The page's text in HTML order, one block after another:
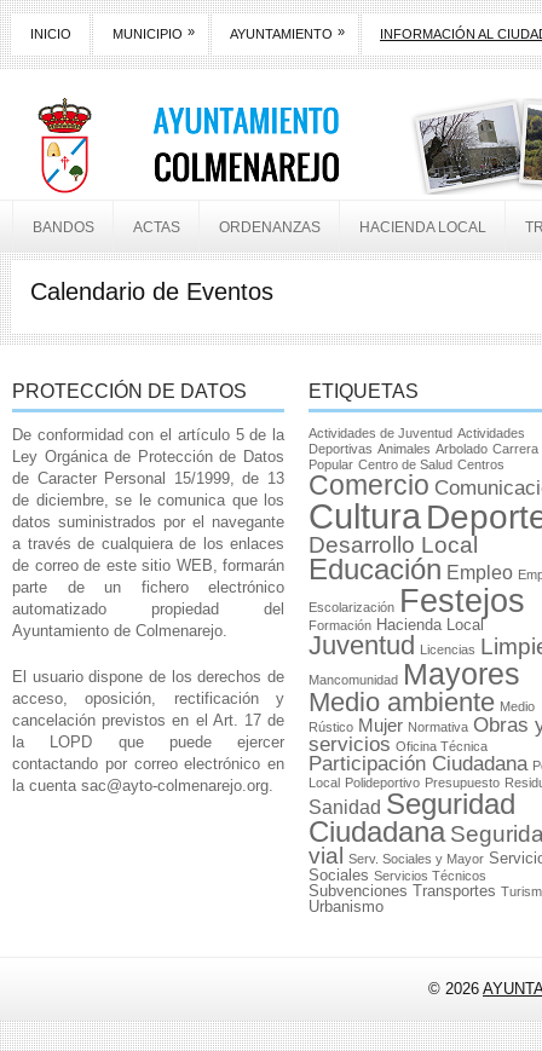
INICIO MUNICIPIO » AYUNTAMIENTO » INFORMACIÓN AL
BANDOS ACTAS ORDENANZAS HACIENDA LOCAL
Calendario de Eventos
PROTECCIÓN DE DATOS
De conformidad con el artículo 5 de la
Ley Orgánica de Protección de Datos
de Caracter Personal 15/1999, de 13
de diciembre, se le comunica que los
datos suministrados por el navegante
a través de cualquiera de los enlaces
de correo de este sitio WEB, formarán
parte de un fichero electrónico
automatizado propiedad del
Ayuntamiento de Colmenarejo.
El usuario dispone de los derechos de
acceso, oposición, rectificación y
cancelación previstos en el Art. 17 de
la LOPD que puede ejercer
contactando por correo electrónico en
la cuenta sac@ayto-colmenarejo.org.
ETIQUETAS
Actividades de Juventud Actividades
Deportivas Animales Arbolado Carrera
Popular Centro de Salud Centros
Comercio
Cultura
Desarrollo Local
Educación Empleo
Escolarización Festejos
Formación Hacienda Local
Juventud Licencias
Mancomunidad Mayores
Medio ambiente Medio
Rústico Mujer Normativa Obras
servicios Oficina Técnica
Participación Ciudadana
Local Polideportivo Presupuesto
Sanidad Seguridad
Ciudadana
vial
Serv. Sociales y Mayor
Sociales Servicios Técnicos
Subvenciones Transportes
Urbanismo
© 2026